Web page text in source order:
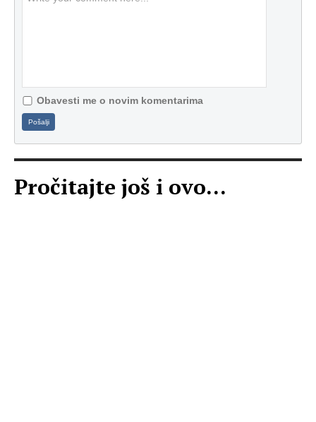
Obavesti me o novim komentarima
Pošalji
Pročitajte još i ovo...